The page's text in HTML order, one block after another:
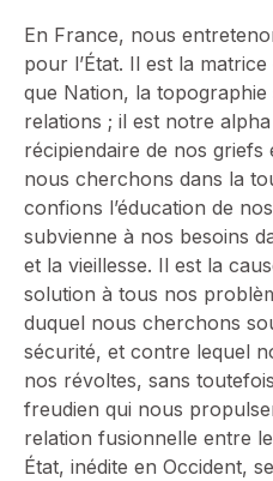
En France, nous
pour l’État. Il est la
que Nation, la
relations ; il est notre
récipiendaire de nos
nous cherchons dans la
confions l’éducation de
subvienne à nos besoins
et la vieillesse. Il est la
solution à tous nos
duquel nous cherchons
sécurité, et contre lequel
nos révoltes, sans
freudien qui nous
relation fusionnelle entre
État, inédite en Occident,